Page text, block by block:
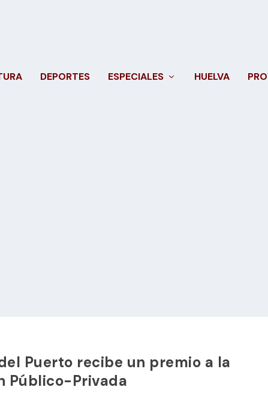
DEPORTES ESPECIALES HUELVA
Puerto recibe un premio a la
Público-Privada